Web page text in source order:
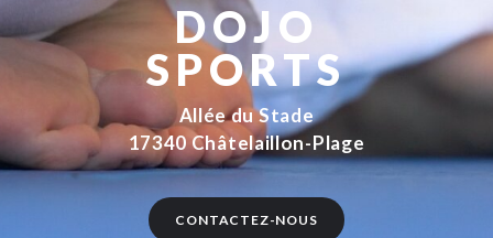
DOJO
SPORTS
Allée du Stade
17340 Châtelaillon-Plage
CONTACTEZ-NOUS